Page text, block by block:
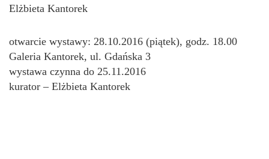
Elżbieta Kantorek
otwarcie wystawy: 28.10.2016 (piątek), godz. 18.00
Galeria Kantorek, ul. Gdańska 3
wystawa czynna do 25.11.2016
kurator – Elżbieta Kantorek